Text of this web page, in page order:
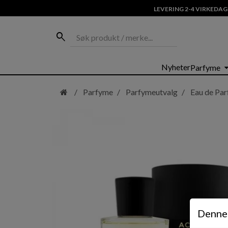
LEVERING 2-4
search Søk produkt / merke...
til
NyheterParfymearrow_drop_down
Parfyme Parfymeutvalg Eau de